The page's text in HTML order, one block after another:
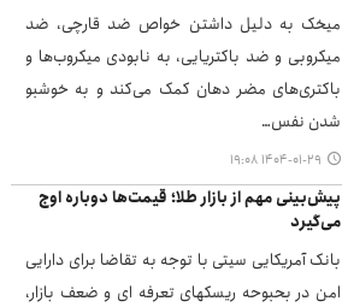
میخک به دلیل داشتن خواص ضد قارچی، ضد
میکروبی و ضد باکتریایی، به نابودی میکروب‌ها و
باکتری‌های مضر دهان کمک می‌کند و به خوشبو
شدن نفس…
۱۴۰۴-۰۱-۲۹ ۱۹:۰۸
پیش‌بینی مهم از بازار طلا؛ قیمت‌ها دوباره اوج
می‌گیرد
بانک آمریکایی سیتی با توجه به تقاضا برای دارایی
امن در بحبوحه ریسکهای تعرفه ای و ضعف بازار،